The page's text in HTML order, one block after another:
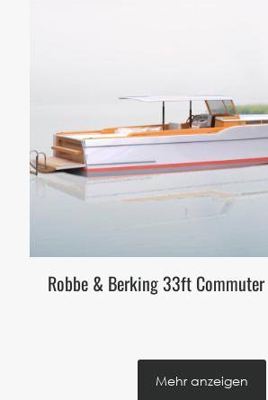
Robbe & Berking 33ft Commuter
Mehr anzeigen